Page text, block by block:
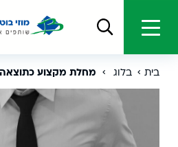
בית בלוג מחלת מקצוע